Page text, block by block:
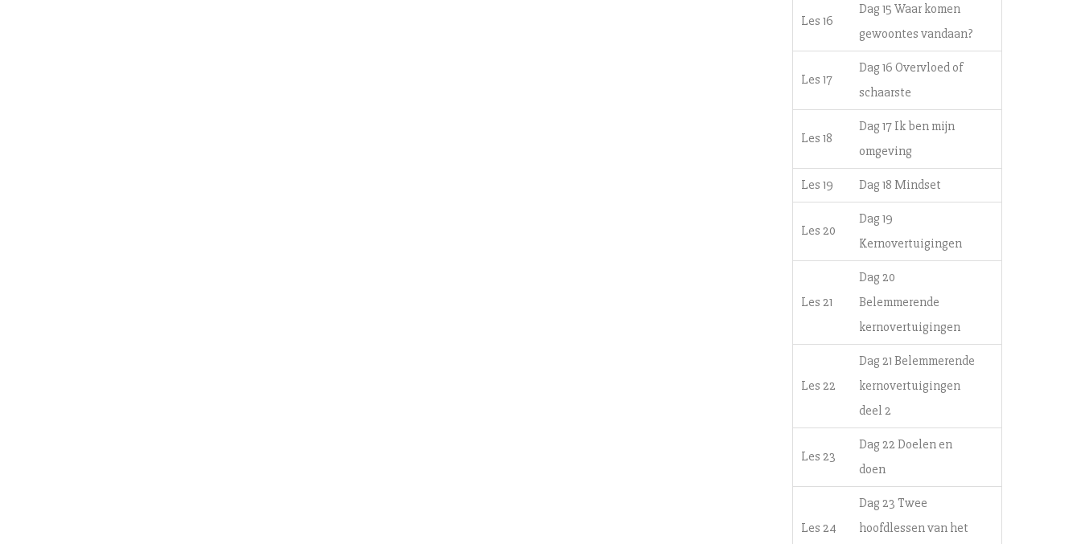
Les 16
Dag 15 Waar komen
gewoontes vandaan?
Les 17
Dag 16 Overvloed of
schaarste
Les 18
Dag 17 Ik ben mijn
omgeving
Les 19 Dag 18 Mindset
Les 20
Dag 19
Kernovertuigingen
Les 21
Dag 20
Belemmerende
kernovertuigingen
Les 22
Dag 21 Belemmerende
kernovertuigingen
deel 2
Les 23
Dag 22 Doelen en
doen
Les 24
Dag 23 Twee
hoofdlessen van het